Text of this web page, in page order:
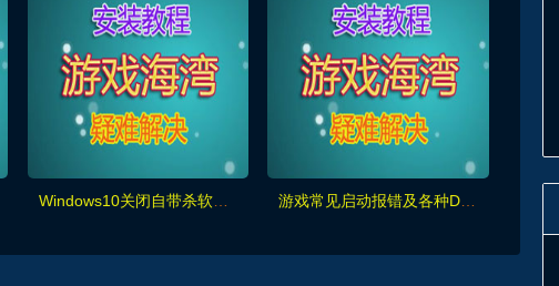
Windows10关闭自带杀软及防火墙教程（必退)